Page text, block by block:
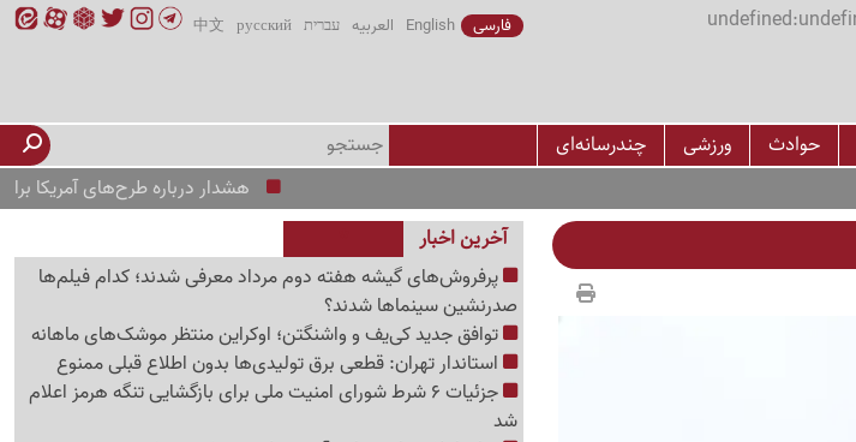
فارسی English العربیه עברית русский
中文
حوادث ورزشی
چندرسانه‌ای
هشدار درباره طرح‌های آمریکا برای
آخرین اخبار
پرفروش‌های گیشه هفته دوم مرداد معرفی شدند؛ کدام فیلم‌ها
صدرنشین سینماها شدند؟
توافق جدید کی‌یف و واشنگتن؛ اوکراین منتظر موشک‌های ماهانه
استاندار تهران: قطعی برق تولیدی‌ها بدون اطلاع قبلی ممنوع
جزئیات 6 شرط شورای امنیت ملی برای بازگشایی تنگه هرمز اعلام
شد